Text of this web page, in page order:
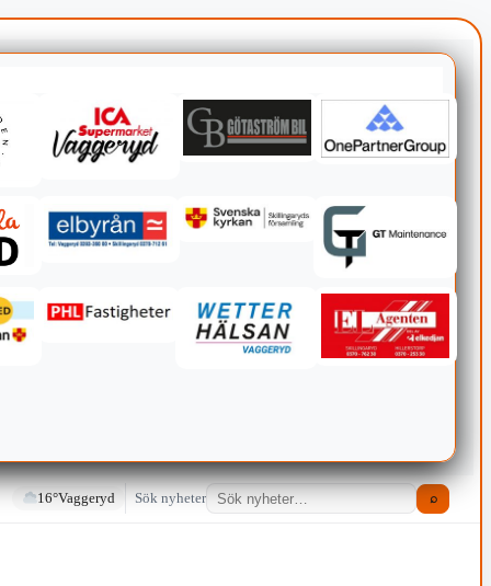
16°Vaggeryd Sök nyheter ⌕